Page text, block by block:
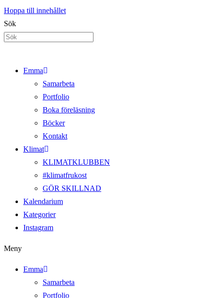
Hoppa till innehållet
Sök
Emma
Samarbeta
Portfolio
Boka föreläsning
Böcker
Kontakt
Klimat
KLIMATKLUBBEN
#klimatfrukost
GÖR SKILLNAD
Kalendarium
Kategorier
Instagram
Meny
Emma
Samarbeta
Portfolio